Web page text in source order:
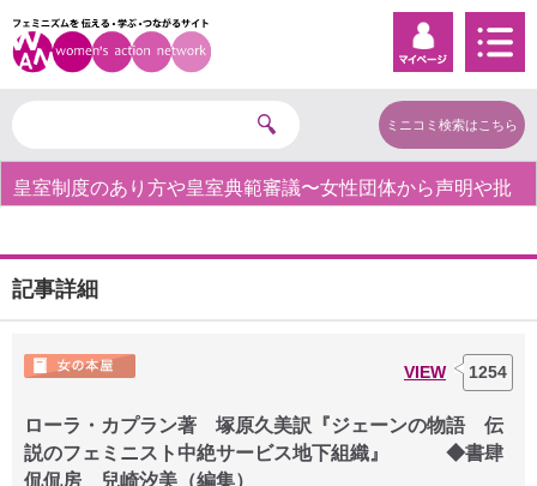
ミニコミ検索はこちら
皇室制度のあり方や皇室典範審議〜女性団体から声明や批
記事詳細
VIEW 1254
ローラ・カプラン著 塚原久美訳『ジェーンの物語 伝
説のフェミニスト中絶サービス地下組織』 ◆書肆
侃侃房 兒崎汐美（編集）